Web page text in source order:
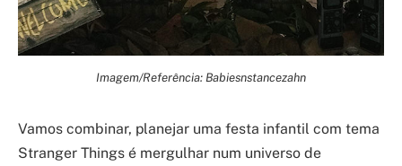
Imagem/Referência: Babiesnstancezahn
Vamos combinar, planejar uma festa infantil com tema
Stranger Things é mergulhar num universo de